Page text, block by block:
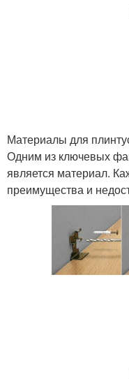
Уход за
Металлический
Материалы для
Одним из ключевых
является материал.
преимущества и